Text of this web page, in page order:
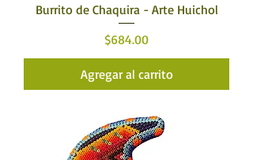
Burrito de Chaquira - Arte Huichol
Precio
$684.00
Agregar al carrito